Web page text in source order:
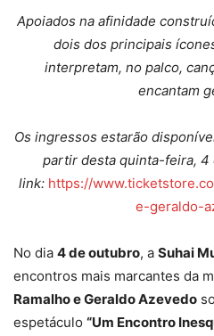
Apoiados na afinidade
dois dos principais
interpretam, no palco,
encantam
Os ingressos estarão
partir desta quinta-feira, 4
link: https://
e-geraldo-
No dia 4 de outubro, a Suhai
encontros mais marcantes da
Ramalho e Geraldo Azevedo
espetáculo “Um Encontro